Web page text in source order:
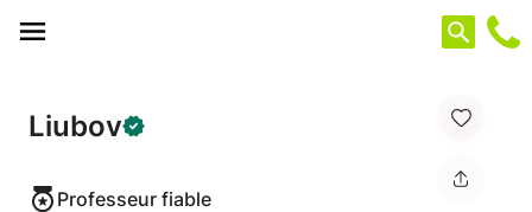
Liubov
Professeur fiable